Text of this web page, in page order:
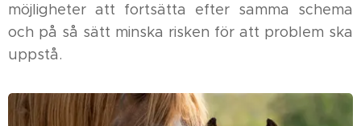
möjligheter att fortsätta efter samma schema
och på så sätt minska risken för att problem ska
uppstå.